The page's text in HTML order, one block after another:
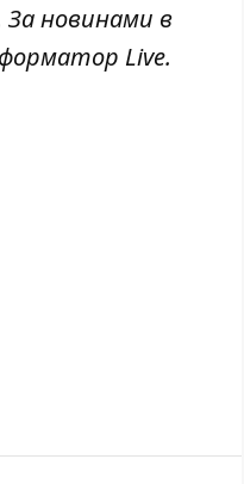
новинами в
Live.